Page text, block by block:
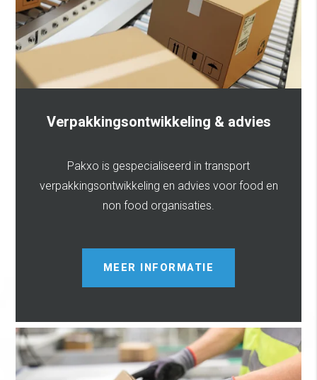
Verpakkingsontwikkeling & advies
Pakxo is gespecialiseerd in transport
verpakkingsontwikkeling en advies voor food en
non food organisaties.
MEER INFORMATIE